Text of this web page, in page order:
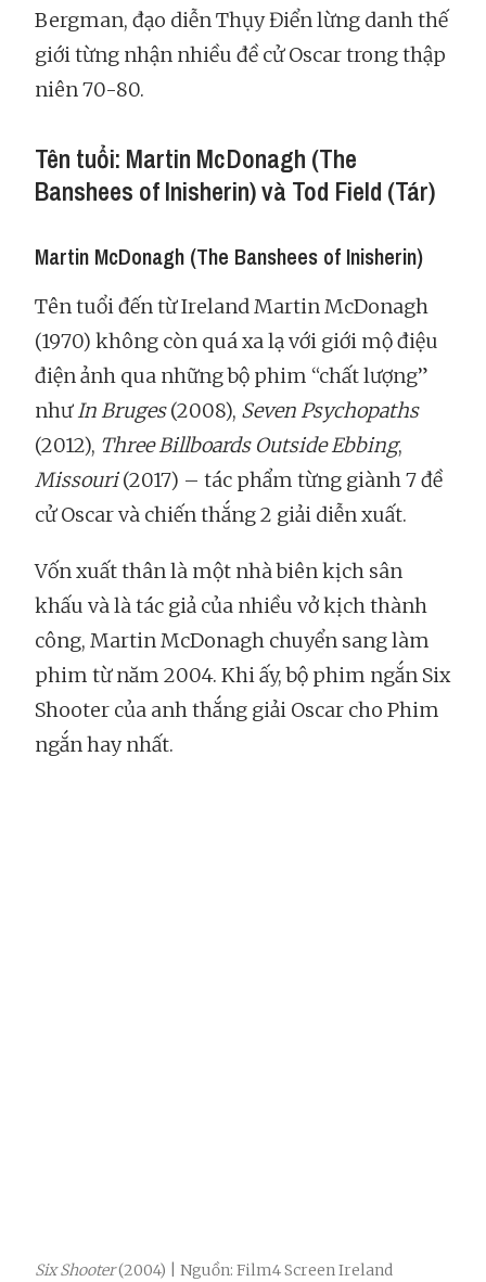
Bergman, đạo diễn Thụy Điển lừng danh thế
giới từng nhận nhiều đề cử Oscar trong thập
niên 70-80.
Tên tuổi: Martin McDonagh (The
Banshees of Inisherin) và Tod Field (Tár)
Martin McDonagh (The Banshees of Inisherin)
Tên tuổi đến từ Ireland Martin McDonagh
(1970) không còn quá xa lạ với giới mộ điệu
điện ảnh qua những bộ phim “chất lượng”
nhưIn Bruges(2008), Seven Psychopaths
(2012), Three Billboards Outside Ebbing,
Missouri(2017) – tác phẩm từng giành 7 đề
cử Oscar và chiến thắng 2 giải diễn xuất.
Vốn xuất thân là một nhà biên kịch sân
khấu và là tác giả của nhiều vở kịch thành
công, Martin McDonagh chuyển sang làm
phim từ năm 2004. Khi ấy, bộ phim ngắn Six
Shooter của anh thắng giải Oscar cho Phim
ngắn hay nhất.
Six Shooter(2004) | Nguồn: Film4 Screen Ireland